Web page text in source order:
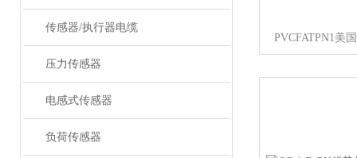
传感器/执行器电缆
压力传感器
电感式传感器
负荷传感器
PVCFATPN1美